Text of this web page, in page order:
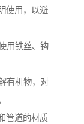
使用，以避
用铁丝、钩
有机物，对
管道的材质